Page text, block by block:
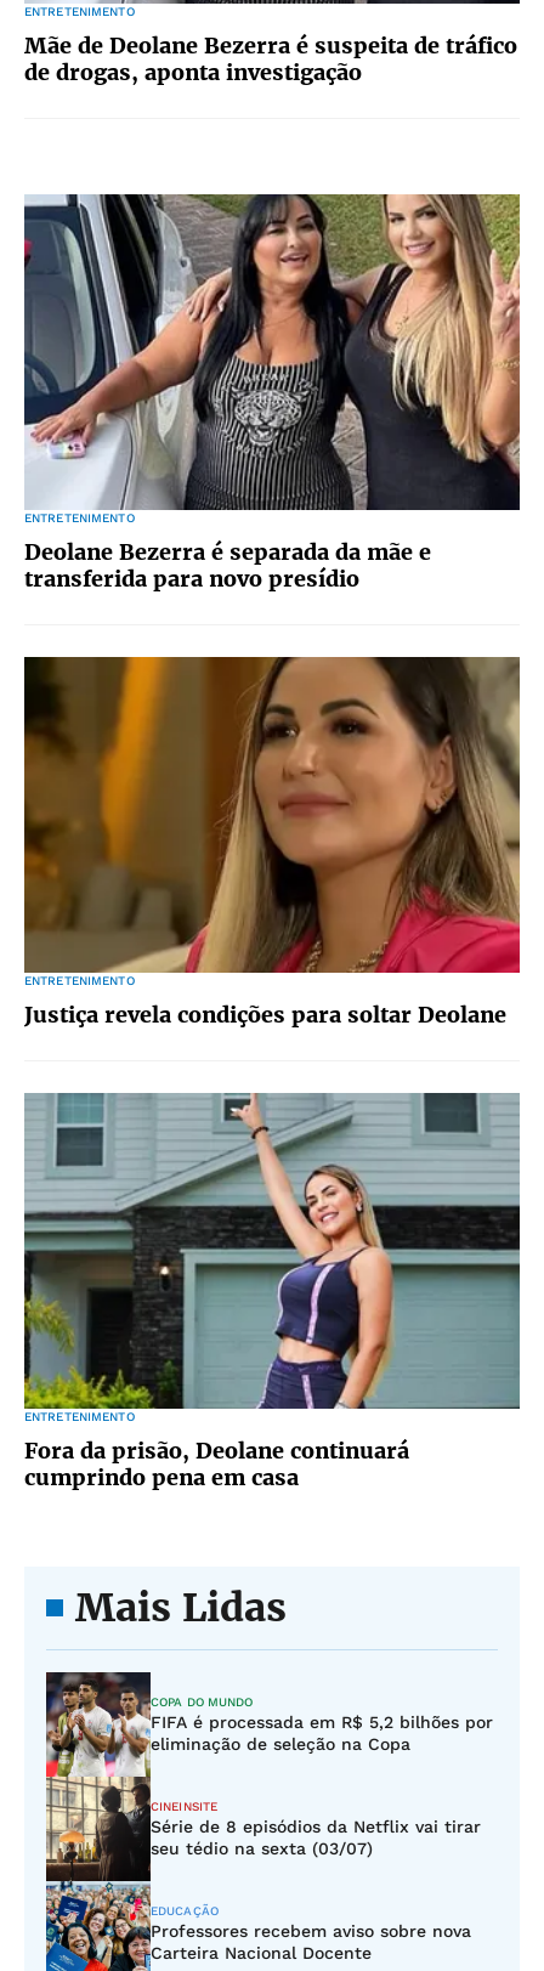
ENTRETENIMENTO
Mãe de Deolane Bezerra é suspeita de tráfico
de drogas, aponta investigação
ENTRETENIMENTO
Deolane Bezerra é separada da mãe e
transferida para novo presídio
ENTRETENIMENTO
Justiça revela condições para soltar Deolane
ENTRETENIMENTO
Fora da prisão, Deolane continuará
cumprindo pena em casa
Mais Lidas
COPA DO MUNDO
FIFA é processada em R$ 5,2 bilhões por
eliminação de seleção na Copa
CINEINSITE
Série de 8 episódios da Netflix vai tirar
seu tédio na sexta (03/07)
EDUCAÇÃO
Professores recebem aviso sobre nova
Carteira Nacional Docente